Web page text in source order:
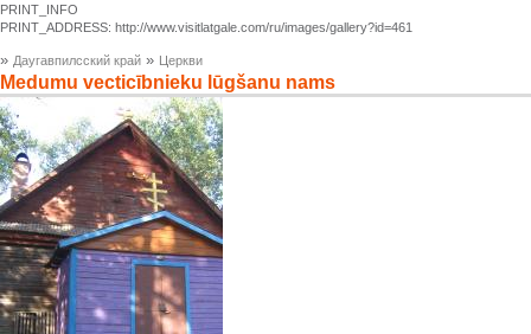
PRINT_INFO
PRINT_ADDRESS: http://www.visitlatgale.com/ru/images/gallery?id=461
» Даугавпилсский край » Церкви
Medumu vecticībnieku lūgšanu nams